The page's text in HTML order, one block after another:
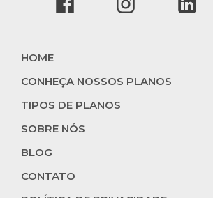
HOME
CONHEÇA NOSSOS PLANOS
TIPOS DE PLANOS
SOBRE NÓS
BLOG
CONTATO